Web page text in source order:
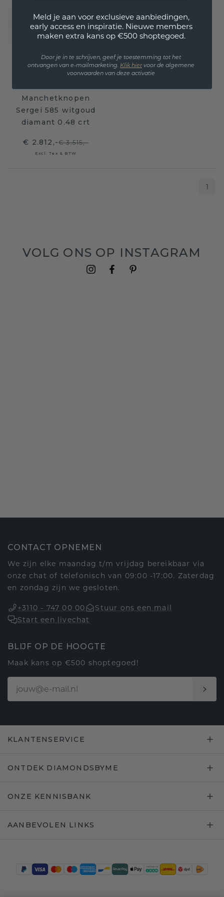
Manchetknopen
Sergei 585 witgoud
diamant 0.48 crt
€ 2.812,-€ 3.515,-
Excl. Tax & BTW
1
VOLG ONS OP INSTAGRAM
CONTACT OPNEMEN
We zijn elke maandag t/m vrijdag bereikbaar via
onze chat of telefonisch van 09:00 -17:00. Zaterdag
en zondag zijn we gesloten.
+3110 - 747 00 00
Stuur ons een mail
Start een livechat
BLIJF OP DE HOOGTE
Maak kans op €500 shoptegoed!
KLANTENSERVICE
ONTDEK DIAMONDSBYME
ONZE KENNISBANK
AANBEVOLEN LINKS
Meld je aan voor exclusieve aanbiedingen,
early access en inspiratie. Nieuwe members
maken extra kans op €500 shoptegoed.
Door je in te schrijven, geef je toestemming tot het
ontvangen van e-mailmarketing. Klik hiervoor de algemene
voorwaarden van deze activatie